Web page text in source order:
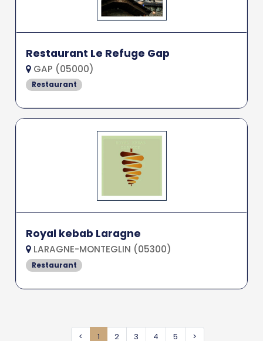
Restaurant Le Refuge Gap
GAP (05000)
Restaurant
Royal kebab Laragne
LARAGNE-MONTEGLIN (05300)
Restaurant
< 1 2 3 4 5 >